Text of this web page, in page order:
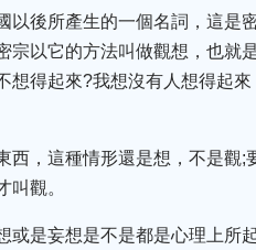
以後所產生的一個名詞，這是
宗以它的方法叫做觀想，也就
想得起來?我想沒有人想得起
西，這種情形還是想，不是觀
叫觀。
或是妄想是不是都是心理上所